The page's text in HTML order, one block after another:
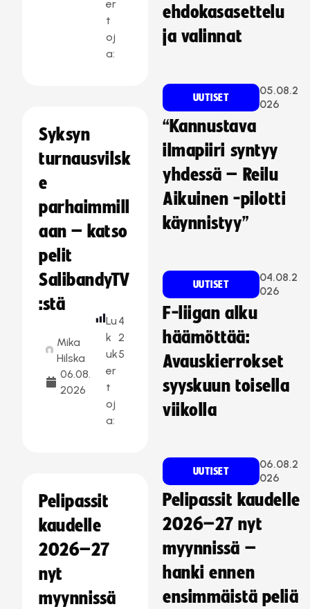
er
t
oj
a:
Syksyn
turnausvilsk
e
parhaimmill
aan – katso
pelit
SalibandyTV
:stä
Mika
Hilska
06.08.
2026
Lu
k
uk
er
t
oj
a:
4
2
5
Pelipassit
kaudelle
2026–27
nyt
myynnissä
ehdokasasettelu
ja valinnat
UUTISET
05.08.2
026
“Kannustava
ilmapiiri syntyy
yhdessä – Reilu
Aikuinen -pilotti
käynnistyy”
UUTISET
04.08.2
026
F-liigan alku
häämöttää:
Avauskierrokset
syyskuun toisella
viikolla
UUTISET
06.08.2
026
Pelipassit kaudelle
2026–27 nyt
myynnissä –
hanki ennen
ensimmäistä peliä